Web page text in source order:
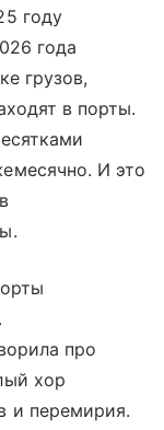
году
года
грузов,
в порты.
И это
про
хор
и перемирия.